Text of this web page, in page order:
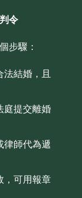
令
步驟：
結婚，且
庭提交離婚
律師代為遞
，可用報章